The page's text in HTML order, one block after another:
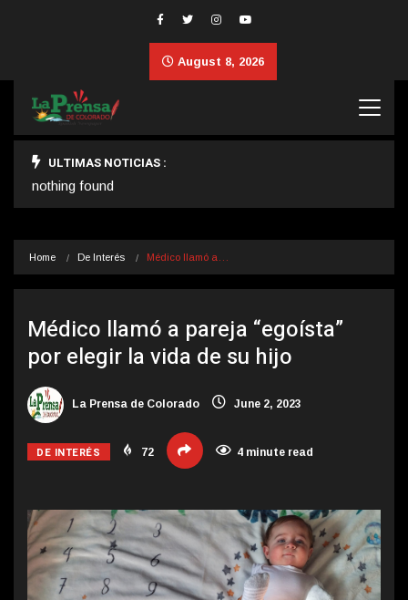
August 8, 2026
ULTIMAS NOTICIAS :
nothing found
Home De Interés Médico llamó a…
Médico llamó a pareja “egoísta”
por elegir la vida de su hijo
La Prensa de Colorado June 2, 2023
DE INTERÉS 72 4 minute read